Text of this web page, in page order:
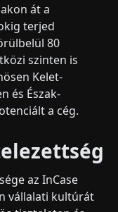
át a
terjed
80
szinten is
Kelet-
és Észak-
a cég.
az InCase
vállalati kultúrát